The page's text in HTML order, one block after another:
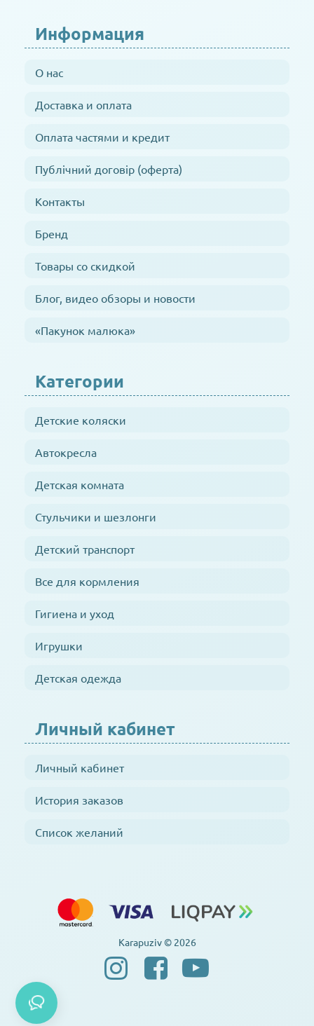
Информация
О нас
Доставка и оплата
Оплата частями и кредит
Публічний договір (оферта)
Контакты
Бренд
Товары со скидкой
Блог, видео обзоры и новости
«Пакунок малюка»
Категории
Детские коляски
Автокресла
Детская комната
Стульчики и шезлонги
Детский транспорт
Все для кормления
Гигиена и уход
Игрушки
Детская одежда
Личный кабинет
Личный кабинет
История заказов
Список желаний
Karapuziv © 2026